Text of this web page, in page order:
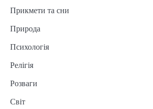
Прикмети та сни
Природа
Психологія
Релігія
Розваги
Світ